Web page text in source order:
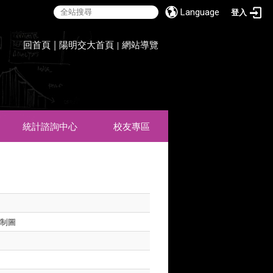
Language 登入
回首頁 | 陽明交大首頁 |網站導覽
統計諮詢中心 校友專區
圖